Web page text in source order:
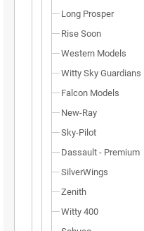
Long Prosper
Rise Soon
Western Models
Witty Sky Guardians
Falcon Models
New-Ray
Sky-Pilot
Dassault - Premium
SilverWings
Zenith
Witty 400